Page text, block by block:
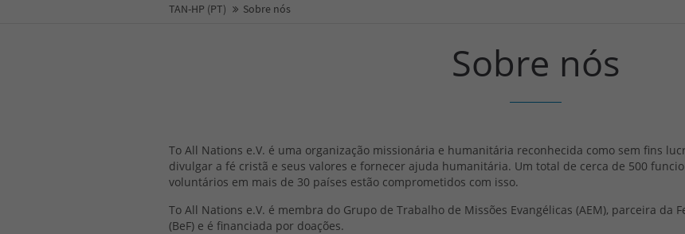
TAN-HP (PT) Sobre nós
Sobre nós
To All Nations e.V. é uma organização missionária e humanitária reconhecida como sem fins
divulgar a fé cristã e seus valores e fornecer ajuda humanitária. Um total de cerca de 500
voluntários em mais de 30 países estão comprometidos com isso.
To All Nations e.V. é membra do Grupo de Trabalho de Missões Evangélicas (AEM), parceira da
(BeF) e é financiada por doações.